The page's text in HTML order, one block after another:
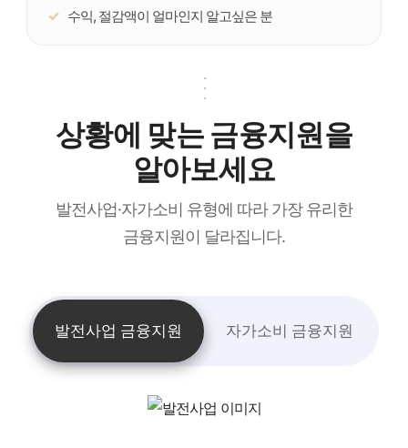
수익, 절감액이 얼마인지 알고싶은 분
·
·
·
상황에 맞는 금융지원을
알아보세요
발전사업·자가소비 유형에 따라 가장 유리한
금융지원이 달라집니다.
발전사업 금융지원 자가소비 금융지원